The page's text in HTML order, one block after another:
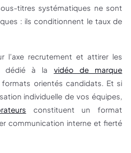
titres systématiques ne sont
: ils conditionnent le taux de
l’axe recrutement et attirer les
dédié à la vidéo de marque
formats orientés candidats. Et si
individuelle de vos équipes,
constituent un format
communication interne et fierté